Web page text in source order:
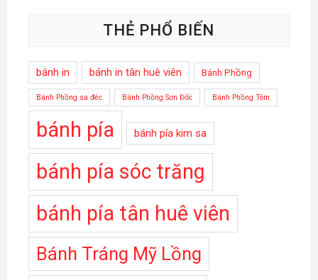
THẺ PHỔ BIẾN
bánh in bánh in tân huê viên Bánh Phồng
Bánh Phồng sa đéc Bánh Phồng Sơn Đốc Bánh Phồng Tôm
bánh pía bánh pía kim sa
bánh pía sóc trăng
bánh pía tân huê viên
Bánh Tráng Mỹ Lồng